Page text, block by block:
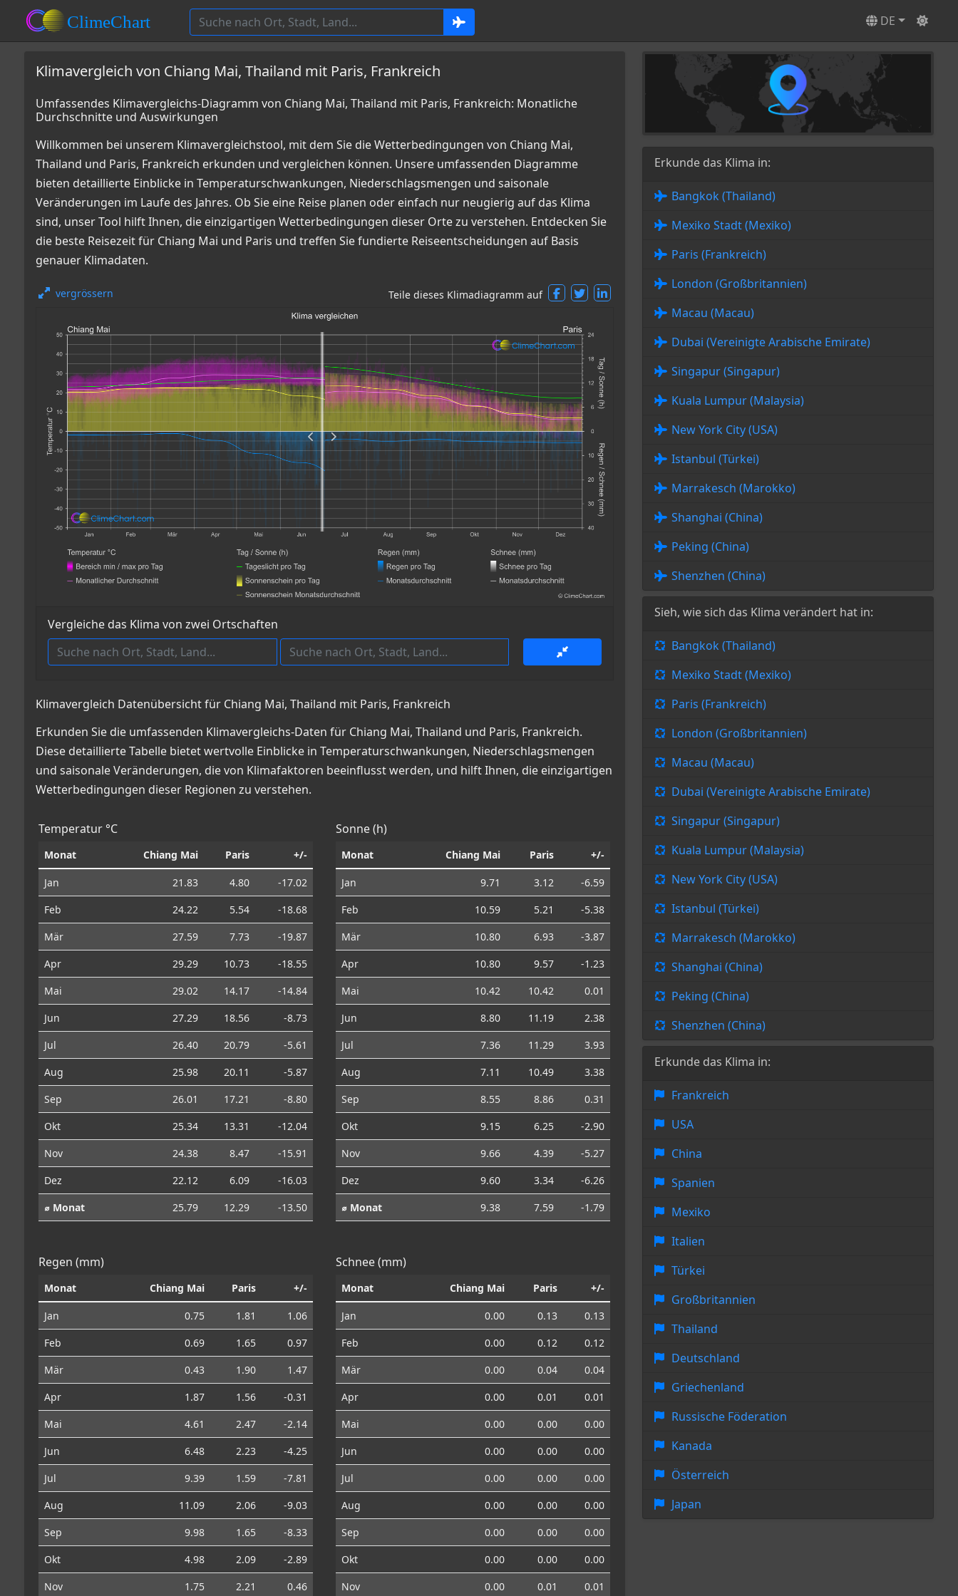
DE
Klimavergleich von Chiang Mai, Thailand mit Paris, Frankreich
Umfassendes Klimavergleichs-Diagramm von Chiang Mai, Thailand mit Paris, Frankreich: Monatliche
Durchschnitte und Auswirkungen
Willkommen bei unserem Klimavergleichstool, mit dem Sie die Wetterbedingungen von Chiang Mai,
Thailand und Paris, Frankreich erkunden und vergleichen können. Unsere umfassenden Diagramme
bieten detaillierte Einblicke in Temperaturschwankungen, Niederschlagsmengen und saisonale
Veränderungen im Laufe des Jahres. Ob Sie eine Reise planen oder einfach nur neugierig auf das Klima
sind, unser Tool hilft Ihnen, die einzigartigen Wetterbedingungen dieser Orte zu verstehen. Entdecken Sie
die beste Reisezeit für Chiang Mai und Paris und treffen Sie fundierte Reiseentscheidungen auf Basis
genauer Klimadaten.
vergrössern Teile dieses Klimadiagramm auf
Vergleiche das Klima von zwei Ortschaften
Klimavergleich Datenübersicht für Chiang Mai, Thailand mit Paris, Frankreich
Erkunden Sie die umfassenden Klimavergleichs-Daten für Chiang Mai, Thailand und Paris, Frankreich.
Diese detaillierte Tabelle bietet wertvolle Einblicke in Temperaturschwankungen, Niederschlagsmengen
und saisonale Veränderungen, die von Klimafaktoren beeinflusst werden, und hilft Ihnen, die einzigartigen
Wetterbedingungen dieser Regionen zu verstehen.
Temperatur °C
Monat Chiang Mai Paris +/-
Jan 21.83 4.80
-17.02
Feb
24.22 5.54
-18.68
Mär
27.59 7.73
-19.87
Apr
29.29 10.73
-18.55
Mai
29.02 14.17
-14.84
Jun
27.29 18.56
-8.73
Jul
26.40 20.79
-5.61
Aug
25.98 20.11
-5.87
Sep
26.01 17.21
-8.80
Okt
25.34 13.31
-12.04
Nov
24.38 8.47
-15.91
Dez
22.12 6.09
-16.03
⌀ Monat
25.79 12.29 -13.50
Sonne (h)
Monat Chiang Mai Paris +/-
Jan 9.71 3.12
-6.59
Feb
10.59 5.21
-5.38
Mär
10.80 6.93
-3.87
Apr
10.80 9.57
-1.23
Mai
10.42 10.42
0.01
Jun
8.80 11.19
2.38
Jul
7.36 11.29
3.93
Aug
7.11 10.49
3.38
Sep
8.55 8.86
0.31
Okt
9.15 6.25
-2.90
Nov
9.66 4.39
-5.27
Dez
9.60 3.34
-6.26
⌀ Monat
9.38 7.59 -1.79
Regen (mm)
Monat Chiang Mai Paris +/-
Jan 0.75 1.81
1.06
Feb
0.69 1.65
0.97
Mär
0.43 1.90
1.47
Apr
1.87 1.56
-0.31
Mai
4.61 2.47
-2.14
Jun
6.48 2.23
-4.25
Jul
9.39 1.59
-7.81
Aug
11.09 2.06
-9.03
Sep
9.98 1.65
-8.33
Okt
4.98 2.09
-2.89
Nov
1.75 2.21 0.46
Schnee (mm)
Monat Chiang Mai Paris +/-
Jan 0.00 0.13
0.13
Feb
0.00 0.12
0.12
Mär
0.00 0.04
0.04
Apr
0.00 0.01
0.01
Mai
0.00 0.00
0.00
Jun
0.00 0.00
0.00
Jul
0.00 0.00
0.00
Aug
0.00 0.00
0.00
Sep
0.00 0.00
0.00
Okt
0.00 0.00
0.00
Nov
0.00 0.01 0.01
Erkunde das Klima in:
Bangkok (Thailand)
Mexiko Stadt (Mexiko)
Paris (Frankreich)
London (Großbritannien)
Macau (Macau)
Dubai (Vereinigte Arabische Emirate)
Singapur (Singapur)
Kuala Lumpur (Malaysia)
New York City (USA)
Istanbul (Türkei)
Marrakesch (Marokko)
Shanghai (China)
Peking (China)
Shenzhen (China)
Sieh, wie sich das Klima verändert hat in:
Bangkok (Thailand)
Mexiko Stadt (Mexiko)
Paris (Frankreich)
London (Großbritannien)
Macau (Macau)
Dubai (Vereinigte Arabische Emirate)
Singapur (Singapur)
Kuala Lumpur (Malaysia)
New York City (USA)
Istanbul (Türkei)
Marrakesch (Marokko)
Shanghai (China)
Peking (China)
Shenzhen (China)
Erkunde das Klima in:
Frankreich
USA
China
Spanien
Mexiko
Italien
Türkei
Großbritannien
Thailand
Deutschland
Griechenland
Russische Föderation
Kanada
Österreich
Japan